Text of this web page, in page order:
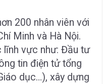
200 nhân viên với
Minh và Hà Nội.
lĩnh vực như: Đầu tư
tin điện tử tổng
dục…), xây dựng